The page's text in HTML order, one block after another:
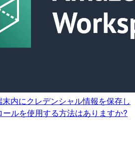
内にクレデンシャル情報を保存し
ルを使用する方法はありますか?